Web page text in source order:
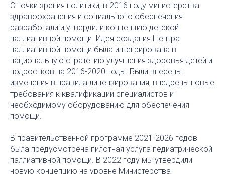
С точки зрения политики, в 2016 году министерства
здравоохранения и социального обеспечения
разработали и утвердили концепцию детской
паллиативной помощи. Идея создания Центра
паллиативной помощи была интегрирована в
национальную стратегию улучшения здоровья детей и
подростков на 2016-2020 годы. Были внесены
изменения в правила лицензирования, внедрены новые
требования к квалификации специалистов и
необходимому оборудованию для обеспечения
помощи.
В правительственной программе 2021-2026 годов
была предусмотрена пилотная услуга педиатрической
паллиативной помощи. В 2022 году мы утвердили
новую концепцию на уровне Министерства